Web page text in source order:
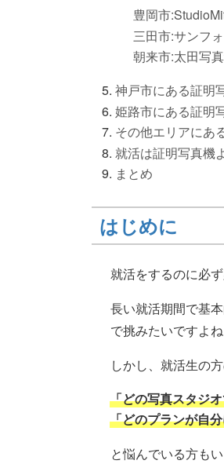
豊岡市
三田市:サンフ
朝来市:太田写
神戸市にある証明
姫路市にある証明
その他エリアにあ
就活は証明写真機
まとめ
はじめに
就活をするのに必
長い就活期間で基
で挑みたいですよね
しかし、就活生の方
「どの写真スタジ
「どのプランが自
と悩んでいる方もい